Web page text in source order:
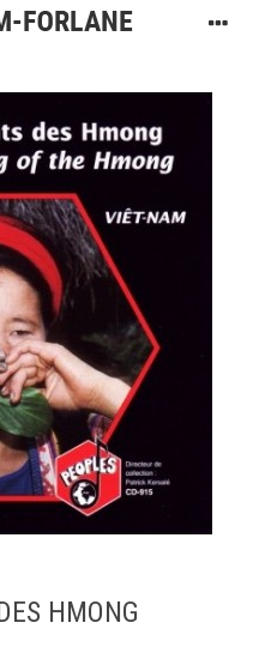
HMONG